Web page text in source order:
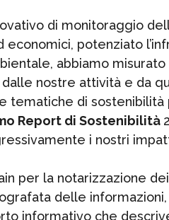
di monitoraggio
potenziato
abbiamo
nostre attività e da
tematiche di
Report di Sostenibilità
i nostri
per la notarizzazione
delle
informativo che